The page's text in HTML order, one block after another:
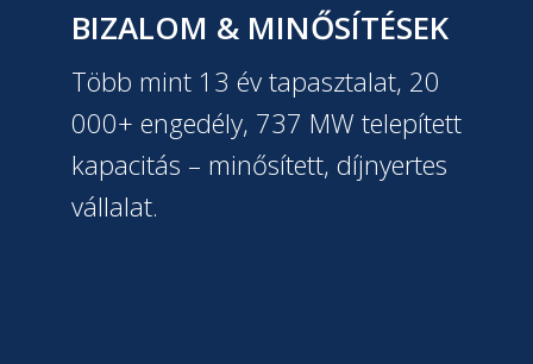
BIZALOM & MINŐSÍTÉSEK
Több mint 13 év tapasztalat, 20
000+ engedély, 737 MW telepített
kapacitás – minősített, díjnyertes
vállalat.